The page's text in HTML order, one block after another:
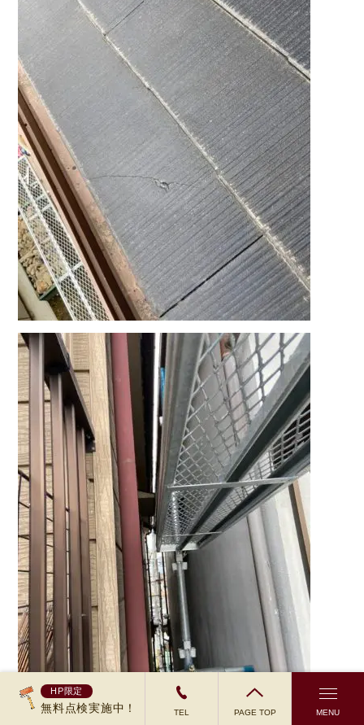
HP限定
無料点検実施中！ TEL PAGE TOP MENU